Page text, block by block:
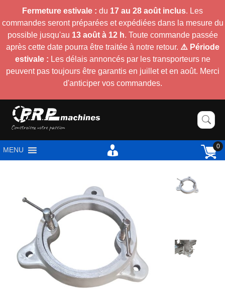
Fermeture estivale : du 17 au 28 août inclus. Les
commandes seront préparées et expédiées dans la mesure du
possible jusqu'au 13 août à 12 h. Toute commande passée
après cette date pourra être traitée à notre retour. ⚠️ Période
estivale : Les délais annoncés par les transporteurs ne
peuvent pas toujours être garantis en juillet et en août. Merci
d'anticiper vos commandes.
MENU 0